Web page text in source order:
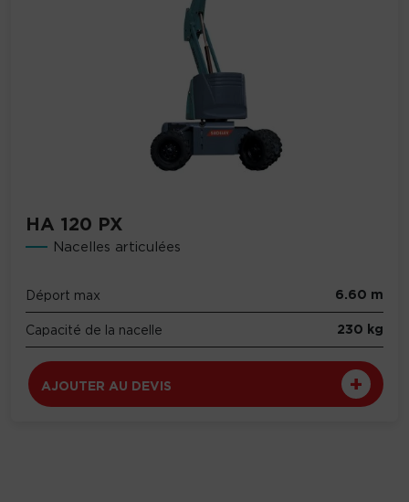
HA 120 PX
Nacelles articulées
Déport max 6.60 m
Capacité de la nacelle 230 kg
AJOUTER AU DEVIS